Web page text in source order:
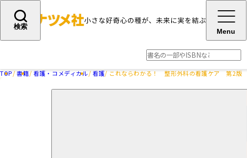
検索
Menu
TOP 書籍 看護・コメディカル 看護 これならわかる！ 整形外科の看護ケア 第2版